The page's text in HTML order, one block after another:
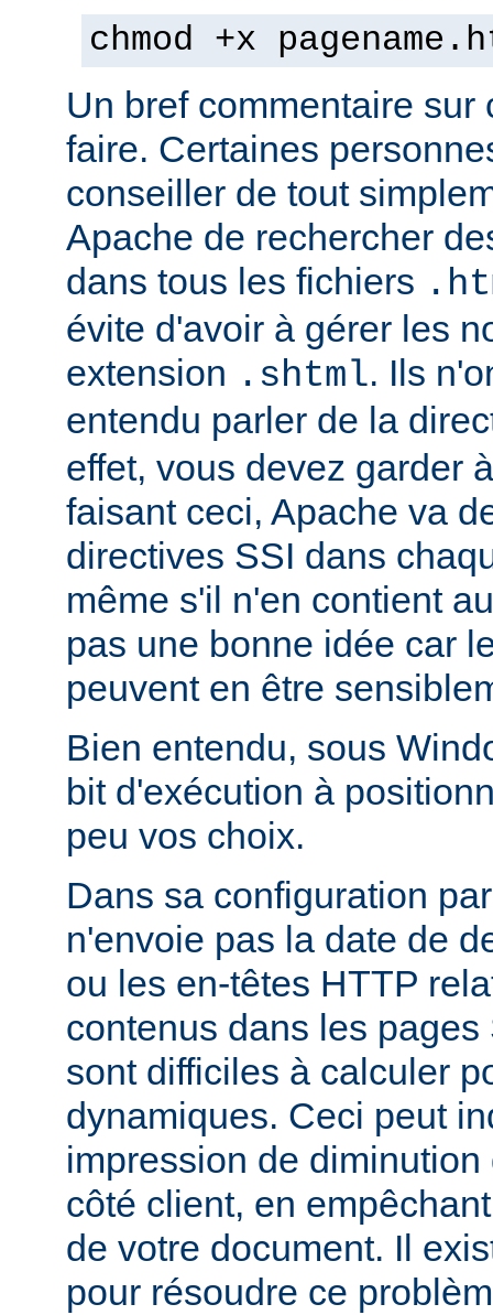
chmod +x
Un bref commentaire sur
faire. Certaines
conseiller de tout
Apache de rechercher
dans tous les fichiers
évite d'avoir à gérer les
extension .shtml. Ils
entendu parler de la
effet, vous devez garder
faisant ceci, Apache va
directives SSI dans
même s'il n'en contient
pas une bonne idée car
peuvent en être
Bien entendu, sous
bit d'exécution à
peu vos choix.
Dans sa configuration
n'envoie pas la date de
ou les en-têtes HTTP
contenus dans les
sont difficiles à calculer
dynamiques. Ceci peut
impression de
côté client, en
de votre document. Il
pour résoudre ce